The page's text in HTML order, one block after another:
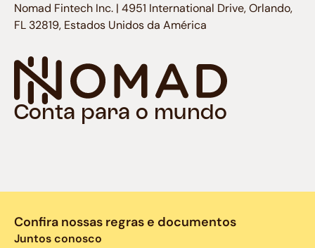
Conta para o mundo
Nomad Fintech Inc. | 4951 International Drive, Orlando,
FL 32819, Estados Unidos da América
Confira nossas regras e documentos
Juntos conosco